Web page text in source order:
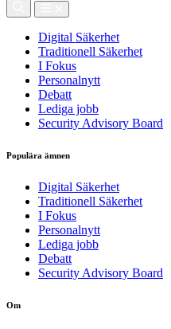
Digital Säkerhet
Traditionell Säkerhet
I Fokus
Personalnytt
Debatt
Lediga jobb
Security Advisory Board
Populära ämnen
Digital Säkerhet
Traditionell Säkerhet
I Fokus
Personalnytt
Lediga jobb
Debatt
Security Advisory Board
Om